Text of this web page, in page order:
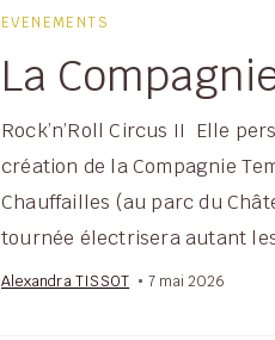
EVENEMENTS
La
Rock’n’Roll Circus II Elle
création de la Compagnie
Chauffailles (au parc du
tournée électrisera autant
Alexandra TISSOT 7 mai 2026